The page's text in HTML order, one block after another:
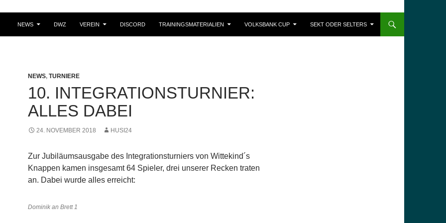
NEWS DWZ VEREIN DISCORD TRAININGSMATERIALIEN VOLKSBANK CUP SEKT ODER SELTERS
NEWS, TURNIERE
10. INTEGRATIONSTURNIER:
ALLES DABEI
24. NOVEMBER 2018 HUSI24
Zur Jubiläumsausgabe des Integrationsturniers von Wittekind´s
Knappen kamen insgesamt 64 Spieler, drei unserer Recken traten
an. Dabei wurde alles erreicht:
Dominik an Brett 1